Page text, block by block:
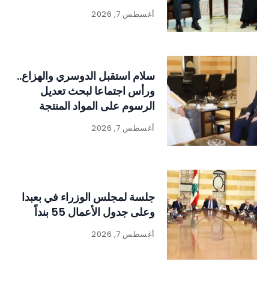
أغسطس 7, 2026
سلام استقبل الدوسري والهزاع..
ورأس اجتماعا لبحث تعديل
الرسوم على المواد المنتجة
للنفايات
أغسطس 7, 2026
جلسة لمجلس الوزراء في بعبدا
وعلى جدول الأعمال 55 بنداً
أغسطس 7, 2026